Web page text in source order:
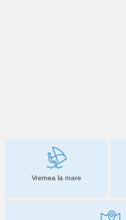
Vremea la mare